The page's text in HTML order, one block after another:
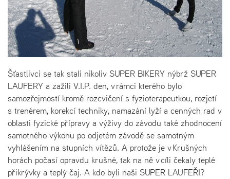
Šťastlivci se tak stali nikoliv SUPER BIKERY nýbrž SUPER
LAUFERY a zažili V.I.P. den, v rámci kterého bylo
samozřejmostí kromě rozcvičení s fyzioterapeutkou, rozjetí
s trenérem, korekcí techniky, namazání lyží a cenných rad v
oblasti fyzické přípravy a výživy do závodu také zhodnocení
samotného výkonu po odjetém závodě se samotným
vyhlášením na stupních vítězů. A protože je v Krušných
horách počasí opravdu krušné, tak na ně v cíli čekaly teplé
přikrývky a teplý čaj. A kdo byli naši SUPER LAUFEŘI?